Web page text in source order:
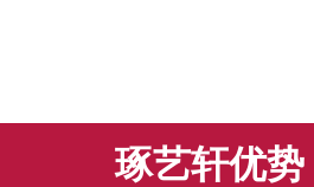
琢艺轩优势